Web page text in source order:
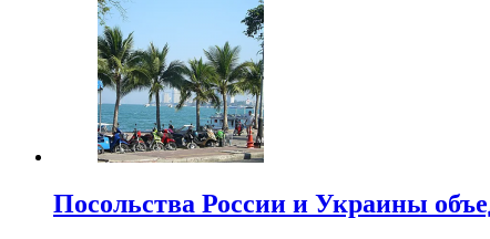
Посольства России и Украины